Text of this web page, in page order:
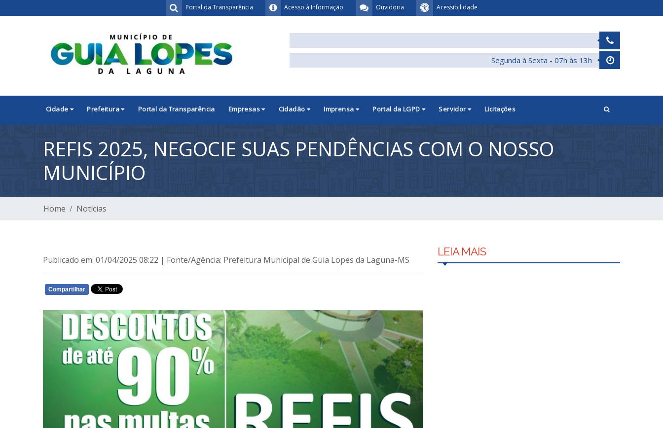
Acessibilidade
Ouvidoria
Acesso à Informação
Portal da Transparência
Segunda à Sexta - 07h às 13h
Cidade Prefeitura Portal da Transparência Empresas Cidadão Imprensa Portal da LGPD Servidor Licitações
REFIS 2025, NEGOCIE SUAS PENDÊNCIAS COM O NOSSO
MUNICÍPIO
Home Notícias
Publicado em: 01/04/2025 08:22 | Fonte/Agência: Prefeitura Municipal de Guia Lopes da Laguna-MS
Compartilhar
LEIA MAIS